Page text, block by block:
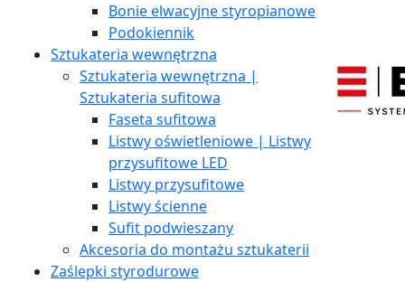
Bonie elwacyjne styropianowe
Podokiennik
Sztukateria wewnętrzna
Sztukateria wewnętrzna |
Sztukateria sufitowa
Faseta sufitowa
Listwy oświetleniowe | Listwy
przysufitowe LED
Listwy przysufitowe
Listwy ścienne
Sufit podwieszany
Akcesoria do montażu sztukaterii
Zaślepki styrodurowe